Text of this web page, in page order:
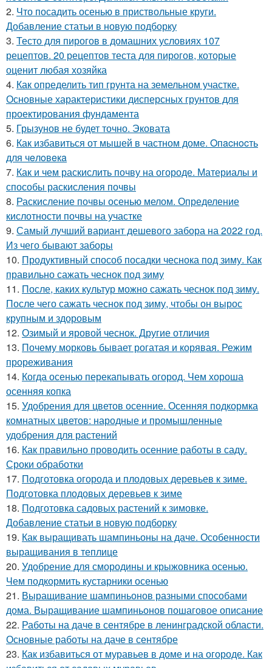
2. Что посадить осенью в приствольные круги.
Добавление статьи в новую подборку
3. Тесто для пирогов в домашних условиях 107
рецептов. 20 рецептов теста для пирогов, которые
оценит любая хозяйка
4. Как определить тип грунта на земельном участке.
Основные характеристики дисперсных грунтов для
проектирования фундамента
5. Грызунов не будет точно. Эковата
6. Как избавиться от мышей в частном доме. Oпacнocть
для чeлoвeкa
7. Как и чем раскислить почву на огороде. Материалы и
способы раскисления почвы
8. Раскисление почвы осенью мелом. Определение
кислотности почвы на участке
9. Самый лучший вариант дешевого забора на 2022 год.
Из чего бывают заборы
10. Продуктивный способ посадки чеснока под зиму. Как
правильно сажать чеснок под зиму
11. После, каких культур можно сажать чеснок под зиму.
После чего сажать чеснок под зиму, чтобы он вырос
крупным и здоровым
12. Озимый и яровой чеснок. Другие отличия
13. Почему морковь бывает рогатая и корявая. Режим
прореживания
14. Когда осенью перекапывать огород. Чем хороша
осенняя копка
15. Удобрения для цветов осенние. Осенняя подкормка
комнатных цветов: народные и промышленные
удобрения для растений
16. Как правильно проводить осенние работы в саду.
Сроки обработки
17. Подготовка огорода и плодовых деревьев к зиме.
Подготовка плодовых деревьев к зиме
18. Подготовка садовых растений к зимовке.
Добавление статьи в новую подборку
19. Как выращивать шампиньоны на даче. Особенности
выращивания в теплице
20. Удобрение для смородины и крыжовника осенью.
Чем подкормить кустарники осенью
21. Выращивание шампиньонов разными способами
дома. Выращивание шампиньонов пошаговое описание
22. Работы на даче в сентябре в ленинградской области.
Основные работы на даче в сентябре
23. Как избавиться от муравьев в доме и на огороде. Как